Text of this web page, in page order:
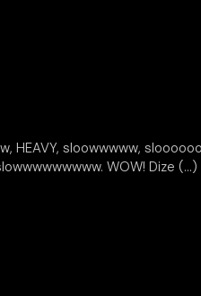
HEAVY, sloowwwww,
WOW! Dize